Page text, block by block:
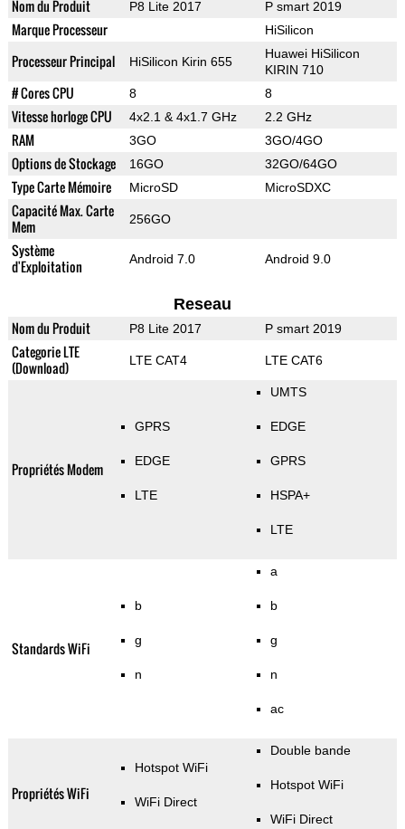
Nom du Produit P8 Lite 2017 P smart 2019
Marque Processeur HiSilicon
Processeur Principal HiSilicon Kirin 655
Huawei HiSilicon
KIRIN 710
# Cores CPU 8 8
Vitesse horloge CPU 4x2.1 & 4x1.7 GHz 2.2 GHz
RAM 3GO 3GO/4GO
Options de Stockage 16GO 32GO/64GO
Type Carte Mémoire MicroSD MicroSDXC
Capacité Max. Carte
Mem
256GO
Système
d'Exploitation
Android 7.0 Android 9.0
Reseau
Nom du Produit P8 Lite 2017 P smart 2019
Categorie LTE
(Download)
LTE CAT4 LTE CAT6
Propriétés Modem
GPRS
EDGE
LTE
UMTS
EDGE
GPRS
HSPA+
LTE
Standards WiFi
b
g
n
a
b
g
n
ac
Propriétés WiFi
Hotspot WiFi
WiFi Direct
Double bande
Hotspot WiFi
WiFi Direct